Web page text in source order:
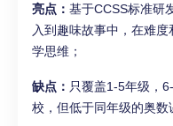
亮点： 基于CCSS标准研
入到趣味故事中，在难
学思维；
缺点： 只覆盖1-5年级，
校，但低于同年级的奥数